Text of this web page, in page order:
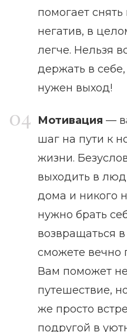
помогает
негатив, в
легче. Нельзя
держать в
нужен выход!
Мотивация —
шаг на пути к
жизни.
выходить в
дома и никого
нужно брать
возвращаться
сможете вечно
Вам поможет
путешествие,
же просто
подругой в